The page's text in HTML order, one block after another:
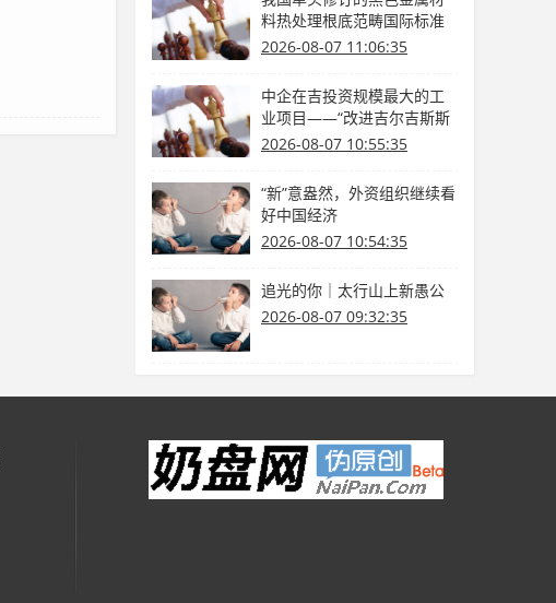
料热处理根底范畴国际标准
发布
2026-08-07 11:06:35
中企在吉投资规模最大的工
业项目——“改进吉尔吉斯斯
坦油品质量，提高出产环保
媒体高质量共建“一带一路”联
合采访）
2026-08-07 10:55:35
“新”意盎然，外资组织继续看
好中国经济
2026-08-07 10:54:35
追光的你｜太行山上新愚公
2026-08-07 09:32:35